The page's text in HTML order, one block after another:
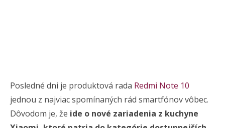
Posledné dni je produktová rada Redmi Note 10
jednou z najviac spomínaných rád smartfónov vôbec.
Dôvodom je, že ide o nové zariadenia z kuchyne